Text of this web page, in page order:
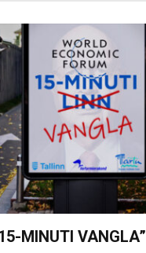
MINUTI VANGLA”